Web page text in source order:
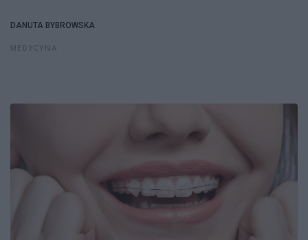
DANUTA BYBROWSKA